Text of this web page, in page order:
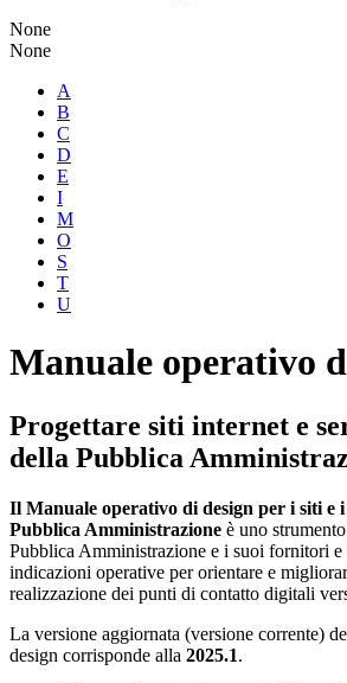
None
None
A
B
C
D
E
I
M
O
S
T
U
Manuale operativo
Progettare siti internet e
della Pubblica
Il Manuale operativo di design per i siti e
Pubblica Amministrazione è uno
Pubblica Amministrazione e i suoi fornitori
indicazioni operative per orientare e
realizzazione dei punti di contatto digitali
La versione aggiornata (versione corrente)
design corrisponde alla 2025.1.